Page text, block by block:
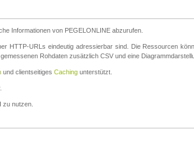
Informationen von PEGELONLINE abzurufen.
HTTP-URLs eindeutig adressierbar sind. Die Ressourcen
Rohdaten zusätzlich CSV und eine
und clientseitiges Caching unterstützt.
zu nutzen.